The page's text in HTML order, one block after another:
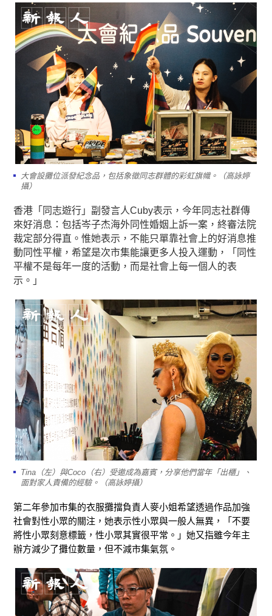
大會設攤位派發紀念品，包括象徵同志群體的彩虹旗幟。（高詠婷
攝）
香港「同志遊行」副發言人Cuby表示，今年同志社群傳
來好消息：包括岑子杰海外同性婚姻上訴一案，終審法院
裁定部分得直。惟她表示，不能只單靠社會上的好消息推
動同性平權，希望是次市集能讓更多人投入運動，「同性
平權不是每年一度的活動，而是社會上每一個人的表
示。」
Tina（左）與Coco（右）受邀成為嘉賓，分享他們當年「出櫃」、
面對家人責備的經驗。（高詠婷攝）
第二年參加市集的衣服攤擋負責人麥小姐希望透過作品加強
社會對性小眾的關注，她表示性小眾與一般人無異，「不要
將性小眾刻意標籤，性小眾其實很平常。」她又指雖今年主
辦方減少了攤位數量，但不減市集氣氛。